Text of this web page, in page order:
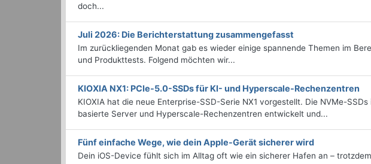
doch...
Juli 2026: Die Bericht­erstattung zusammengefasst
Im zurückliegenden Monat gab es wieder einige spannende Themen im
und Produkttests. Folgend möchten wir...
KIOXIA NX1: PCIe-5.0-SSDs für KI- und Hyperscale-Rechenzentren
KIOXIA hat die neue Enterprise-SSD-Serie NX1 vorgestellt. Die NVMe-
basierte Server und Hyperscale-Rechenzentren entwickelt und...
Fünf einfache Wege, wie dein Apple-Gerät sicherer wird
Dein iOS-Device fühlt sich im Alltag oft wie ein sicherer Hafen an –